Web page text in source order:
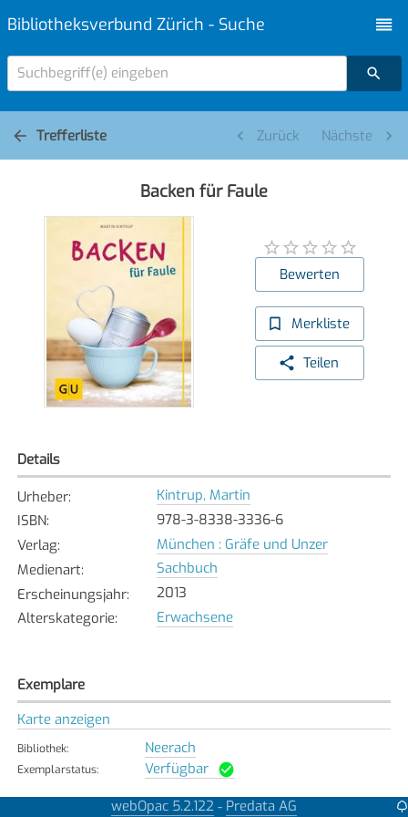
Bibliotheksverbund Zürich - Suche
Suchbegriff(e) eingeben
Trefferliste Zurück Nächste
Backen für Faule
Bewerten
Merkliste
Teilen
Details
Urheber:
Kintrup, Martin
ISBN:
978-3-8338-3336-6
Verlag:
München : Gräfe und Unzer
Medienart:
Sachbuch
Erscheinungsjahr:
2013
Alterskategorie: Erwachsene
Exemplare
Karte anzeigen
Bibliothek: Neerach
Exemplarstatus: Verfügbar
Pfaeffikon
webOpac 5.2.122 - Predata AG